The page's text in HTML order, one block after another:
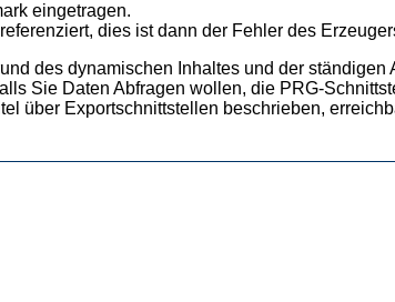
eingetragen.
dies ist dann der Fehler des
des dynamischen Inhaltes und der
Sie Daten Abfragen wollen, die PRG-
über Exportschnittstellen beschrieben,